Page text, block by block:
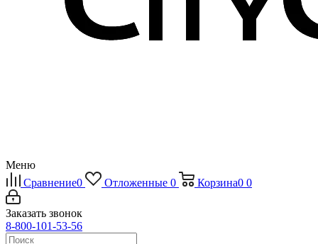
Меню
Сравнение0 Отложенные 0 Корзина0 0
Заказать звонок
8-800-101-53-56